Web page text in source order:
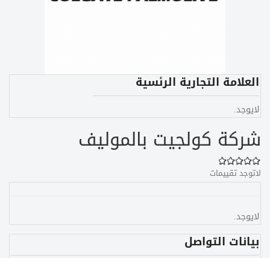
العلامة التجارية الرئسية
لايوجد.
شركة كولجيت بالموليف
لاتوجد تقييمات
لايوجد.
بيانات التواصل